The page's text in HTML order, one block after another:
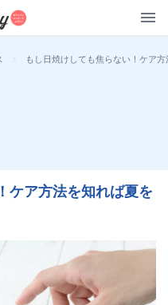
> もし日焼けしても焦らない！ケア
ケア方法を知れば夏を